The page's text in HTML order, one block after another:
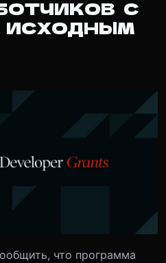
С
что программа